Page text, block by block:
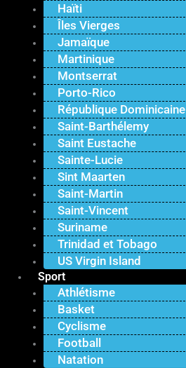
Haïti
Îles Vierges
Jamaïque
Martinique
Montserrat
Porto-Rico
République Dominicaine
Saint-Barthélemy
Saint Eustache
Sainte-Lucie
Sint Maarten
Saint-Martin
Saint-Vincent
Suriname
Trinidad et Tobago
US Virgin Island
Sport
Athlétisme
Basket
Cyclisme
Football
Natation